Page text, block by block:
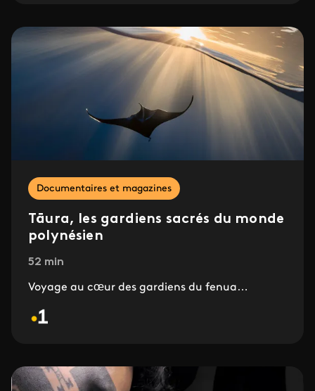
Documentaires et magazines
Tāura, les gardiens sacrés du monde
polynésien
52 min
Voyage au cœur des gardiens du fenua…